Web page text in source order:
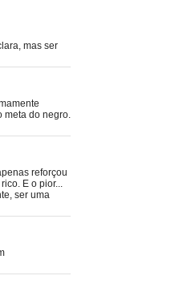
mas ser
meta do negro.
reforçou
E o pior...
ser uma